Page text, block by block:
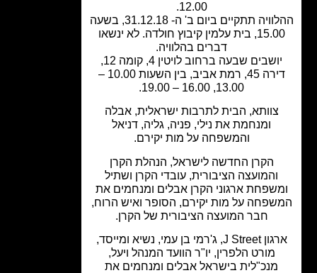
ההלוויה תתקיים ביום ב' ה- 31.12.18, בשעה
15.00, בית עלמין קיבוץ חולדה. לא ינשאו
דברים בהלוויה.
יושבים שבעה ברחוב לויטין 4, קומה 12,
דירה 45, רמת אביב, בין השעות 10.00 –
צוותא, הבית לתרבות ישראלית, אבלה
ומנחמת את נילי, פניה, גליה, דניאל
והמשפחה על מות יקירם.
הקרן החדשה לישראל, הנהלת הקרן
והמועצה הציבורית, עובדי הקרן ושתיל
ארגוני הקרן אבלים ומנחמים את
על מות יקירם, הסופר ואיש הרוח,
חבר המועצה הציבורית של הקרן.
ארגון J Street, ג'רמי בן עמי, נשיא ומייסד,
מורט הלפרין, יו"ר הוועד המנהל ויעל,
מנכ"לית בישראל אבלים ומנחמים את